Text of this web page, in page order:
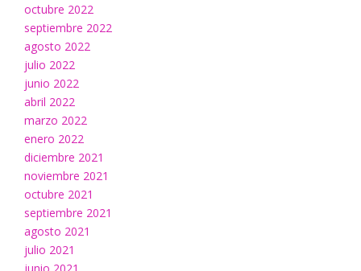
octubre 2022
septiembre 2022
agosto 2022
julio 2022
junio 2022
abril 2022
marzo 2022
enero 2022
diciembre 2021
noviembre 2021
octubre 2021
septiembre 2021
agosto 2021
julio 2021